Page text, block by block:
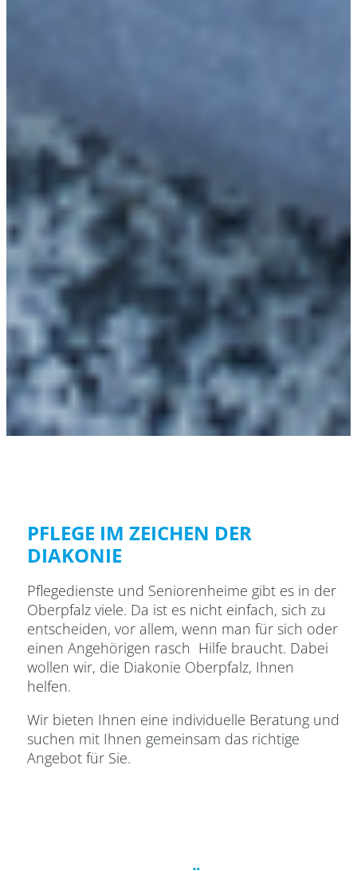
PFLEGE IM ZEICHEN DER
DIAKONIE
Pflegedienste und Seniorenheime gibt es in der
Oberpfalz viele. Da ist es nicht einfach, sich zu
entscheiden, vor allem, wenn man für sich oder
einen Angehörigen rasch Hilfe braucht. Dabei
wollen wir, die Diakonie Oberpfalz, Ihnen
helfen.
Wir bieten Ihnen eine individuelle Beratung und
suchen mit Ihnen gemeinsam das richtige
Angebot für Sie.